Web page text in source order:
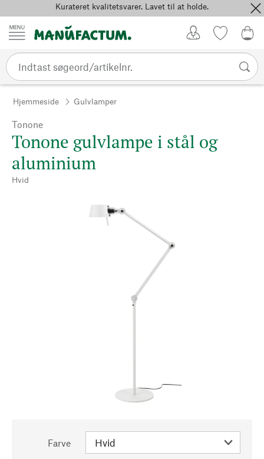
Spring til indholdKurateret kvalitetsvarer. Lavet til at holde.
Hjemmeside Gulvlamper
Tonone
Tonone gulvlampe i stål og
aluminium
Hvid
Farve